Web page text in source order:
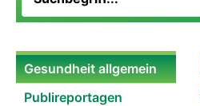
Gesundheit allgemein
Publireportagen